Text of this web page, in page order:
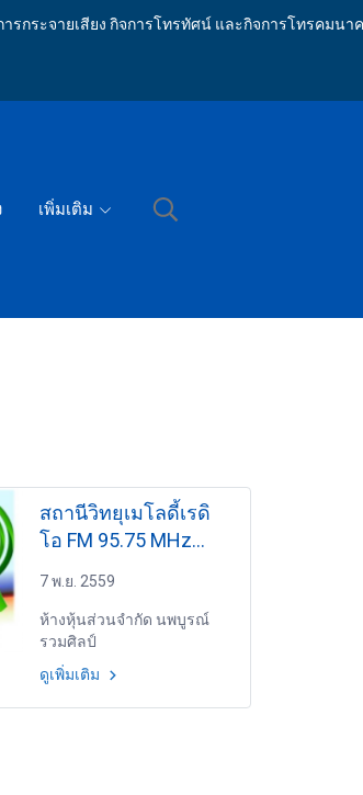
รกระจายเสียง กิจการโทรทัศน์ และกิจการโทรคมนา
เพิ่มเติม
สถานีวิทยุเมโลดี้เรดิ
โอ FM 95.75 MHz
7 พ.ย. 2559
ห้างหุ้นส่วนจำกัด นพบูรณ์
รวมศิลป์
ดูเพิ่มเติม